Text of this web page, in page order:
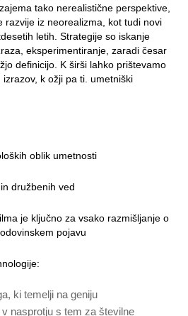
tako nerealistične perspektive,
razvije iz neorealizma, kot tudi novi
letih. Strategije so iskanje
eksperimentiranje, zaradi česar
definicijo. K širši lahko prištevamo
k ožji pa ti. umetniški
oblik umetnosti
družbenih ved
je ključno za vsako razmišljanje o
pojavu
ki temelji na geniju
nasprotju s tem za številne